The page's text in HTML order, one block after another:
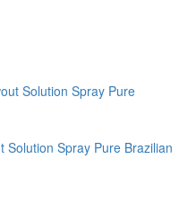
Solution Spray Pure Brazilian